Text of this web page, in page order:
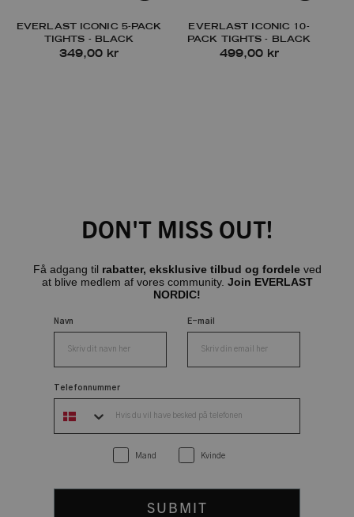
EVERLAST ICONIC 5-PACK
TIGHTS - BLACK
349,00 kr
EVERLAST ICONIC 10-
PACK TIGHTS - BLACK
499,00 kr
DON'T MISS OUT!
Få adgang til rabatter, eksklusive tilbud og fordele ved
at blive medlem af vores community. Join EVERLAST
NORDIC!
Navn E-mail
Telefonnummer
Mand Kvinde
SUBMIT